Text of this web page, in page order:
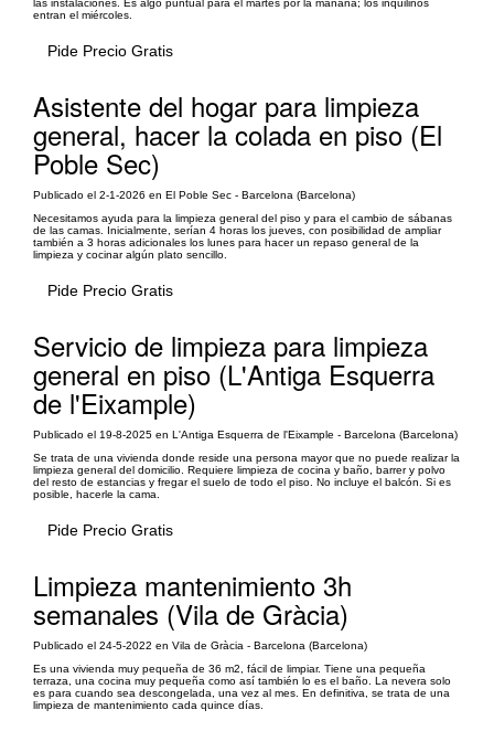
las instalaciones. Es algo puntual para el martes por la mañana; los inquilinos
entran el miércoles.
Pide Precio Gratis
Asistente del hogar para limpieza
general, hacer la colada en piso (El
Poble Sec)
Publicado el 2-1-2026 en El Poble Sec - Barcelona (Barcelona)
Necesitamos ayuda para la limpieza general del piso y para el cambio de sábanas
de las camas. Inicialmente, serían 4 horas los jueves, con posibilidad de ampliar
también a 3 horas adicionales los lunes para hacer un repaso general de la
limpieza y cocinar algún plato sencillo.
Pide Precio Gratis
Servicio de limpieza para limpieza
general en piso (L'Antiga Esquerra
de l'Eixample)
Publicado el 19-8-2025 en L'Antiga Esquerra de l'Eixample - Barcelona (Barcelona)
Se trata de una vivienda donde reside una persona mayor que no puede realizar la
limpieza general del domicilio. Requiere limpieza de cocina y baño, barrer y polvo
del resto de estancias y fregar el suelo de todo el piso. No incluye el balcón. Si es
posible, hacerle la cama.
Pide Precio Gratis
Limpieza mantenimiento 3h
semanales (Vila de Gràcia)
Publicado el 24-5-2022 en Vila de Gràcia - Barcelona (Barcelona)
Es una vivienda muy pequeña de 36 m2, fácil de limpiar. Tiene una pequeña
terraza, una cocina muy pequeña como así también lo es el baño. La nevera solo
es para cuando sea descongelada, una vez al mes. En definitiva, se trata de una
limpieza de mantenimiento cada quince días.